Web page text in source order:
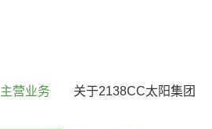
主营业务 关于2138CC太阳集团